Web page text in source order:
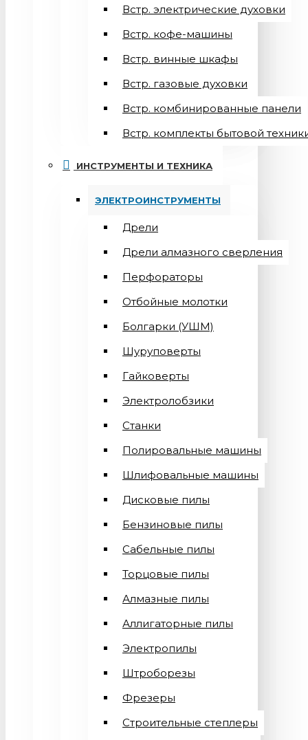
Встр. электрические духовки
Встр. кофе-машины
Встр. винные шкафы
Встр. газовые духовки
Встр. комбинированные панели
Встр. комплекты бытовой
ИНСТРУМЕНТЫ И ТЕХНИКА
ЭЛЕКТРОИНСТРУМЕНТЫ
Дрели
Дрели алмазного сверления
Перфораторы
Отбойные молотки
Болгарки (УШМ)
Шуруповерты
Гайковерты
Электролобзики
Станки
Полировальные машины
Шлифовальные машины
Дисковые пилы
Бензиновые пилы
Сабельные пилы
Торцовые пилы
Алмазные пилы
Аллигаторные пилы
Электропилы
Штроборезы
Фрезеры
Строительные степлеры